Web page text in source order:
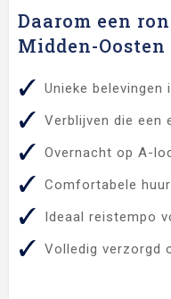
Daarom een
Midden-
Unieke belevingen
Verblijven die een
Overnacht op A-
Comfortabele
Ideaal reistempo
Volledig verzorgd